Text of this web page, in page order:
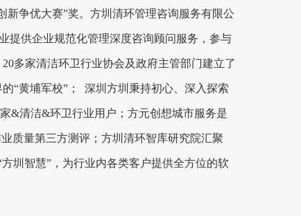
争优大赛”奖。方圳清环管理咨询服务有限公
提供企业规范化管理深度咨询顾问服务，参与
多家清洁环卫行业协会及政府主管部门建立了
“黄埔军校”； 深圳方圳秉持初心、深入探索
&清洁&环卫行业用户；方元创想城市服务是
质量第三方测评；方圳清环智库研究院汇聚
圳智慧”，为行业内各类客户提供全方位的软